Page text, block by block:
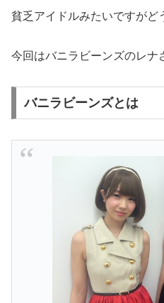
貧乏アイドルみたいですがど
今回はバニラビーンズのレナ
バニラビーンズとは